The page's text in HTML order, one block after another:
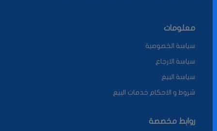
معلومات
سياسة الخصوصية
سياسة الارجاع
سياسة البيع
شروط و الاحكام خدمات البيع
روابط مخصصة